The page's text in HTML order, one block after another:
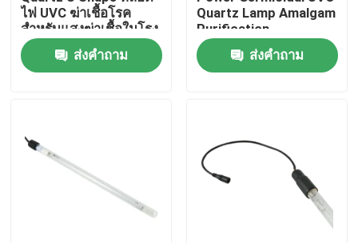
บ้าน
รายชื่อผู้ติดต่อ
ไฟ UVC ฆ่าเชื้อโรค
สำหรับแสงฆ่าเชื้อในโรง
พยาบาล
ส่งคำถาม
Quartz Lamp Amalgam
Purification
ส่งคำถาม